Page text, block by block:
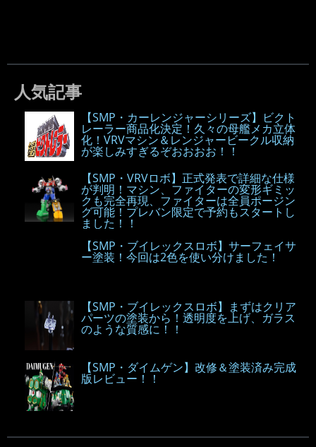
人気記事
【SMP・カーレンジャーシリーズ】ビクト
レーラー商品化決定！久々の母艦メカ立体
化！VRVマシン＆レンジャービークル収納
が楽しみすぎるぞおおおお！！
【SMP・VRVロボ】正式発表で詳細な仕様
が判明！マシン、ファイターの変形ギミッ
クも完全再現、ファイターは全員ポージン
グ可能！プレバン限定で予約もスタートし
ました！！
【SMP・ブイレックスロボ】サーフェイサ
ー塗装！今回は2色を使い分けました！
【SMP・ブイレックスロボ】まずはクリア
パーツの塗装から！透明度を上げ、ガラス
のような質感に！！
【SMP・ダイムゲン】改修＆塗装済み完成
版レビュー！！